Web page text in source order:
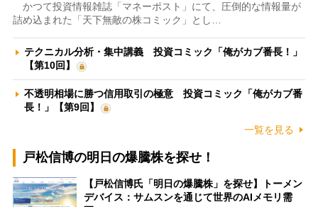
かつて投資情報雑誌「マネーポスト」にて、圧倒的な情報量が
詰め込まれた「天下無敵の株コミック」とし…
テクニカル分析・集中講義 投資コミック「俺がカブ番長！」
【第10回】
不透明相場に勝つ信用取引の極意 投資コミック「俺がカブ番
長！」【第9回】
一覧を見る
戸松信博の明日の爆騰株を探せ！
【戸松信博氏「明日の爆騰株」を探せ】トーメン
デバイス：サムスンを通じて世界のAIメモリ需